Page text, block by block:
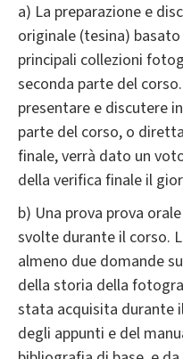
a) La preparazione e
originale (tesina)
principali collezioni
seconda parte del
presentare e discutere
parte del corso, o
finale, verrà dato un
della verifica finale il
b) Una prova prova
svolte durante il corso.
almeno due domande
della storia della
stata acquisita durante
degli appunti e del